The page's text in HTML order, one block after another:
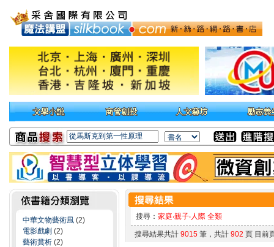
中華文物藝術風 (2)
電影戲劇 (2)
藝術賞析 (2)
搜尋： 家庭‧親子‧人際 全類
搜尋結果共計 9015筆，共計 902 頁 目前